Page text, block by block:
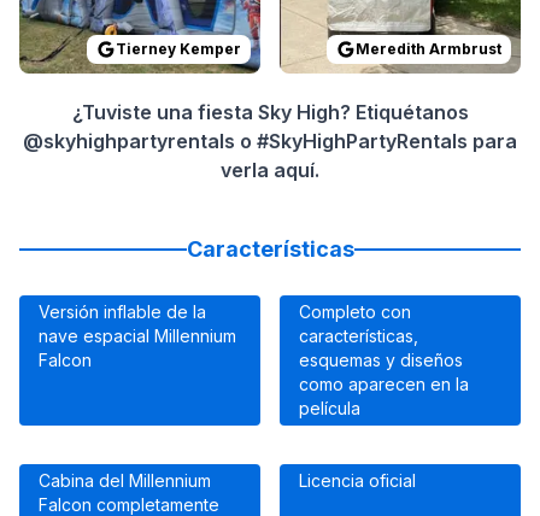
Tierney Kemper Meredith Armbrust
¿Tuviste una fiesta Sky High? Etiquétanos
@skyhighpartyrentals o #SkyHighPartyRentals para
verla aquí.
Características
Versión inflable de la
nave espacial Millennium
Falcon
Completo con
características,
esquemas y diseños
como aparecen en la
película
Cabina del Millennium
Falcon completamente
Licencia oficial